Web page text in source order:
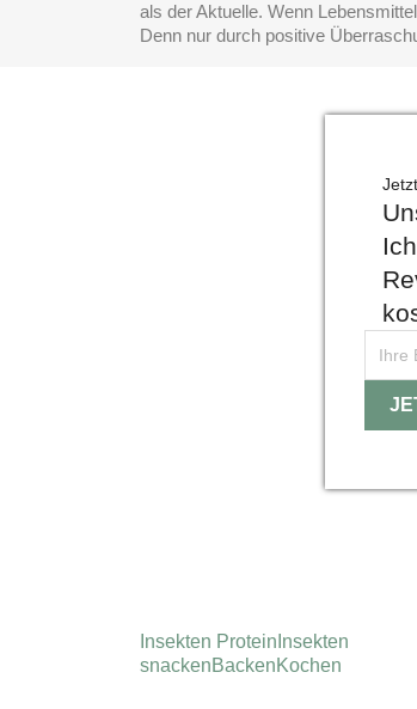
als der Aktuelle. Wenn
Denn nur durch positive
Insekten Protein Insekten
snackenBackenKochen